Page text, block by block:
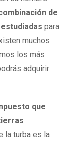
de
para
muchos
los más
adquirir
que
la turba es la